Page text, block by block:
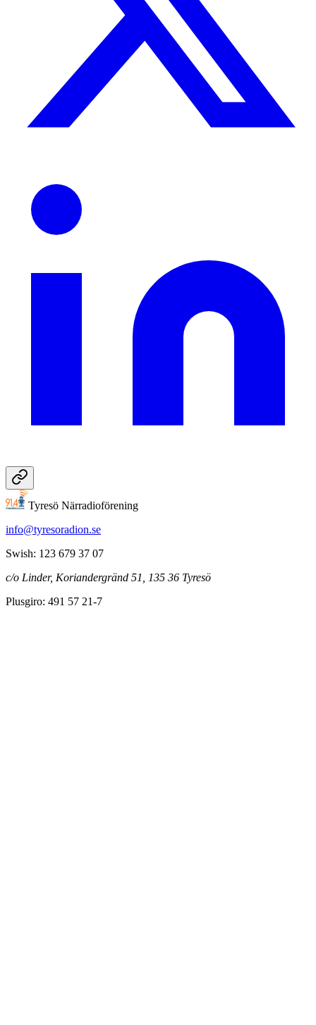
Tyresö Närradioförening
info@tyresoradion.se
Swish: 123 679 37 07
c/o Linder, Koriandergränd 51, 135 36 Tyresö
Plusgiro: 491 57 21-7